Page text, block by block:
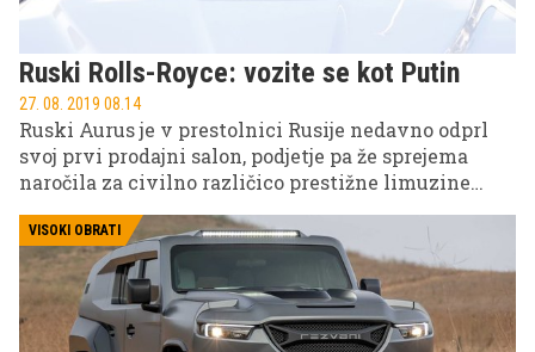
Ruski Rolls-Royce: vozite se kot Putin
27. 08. 2019 08.14
Ruski Aurus je v prestolnici Rusije nedavno odprl
svoj prvi prodajni salon, podjetje pa že sprejema
naročila za civilno različico prestižne limuzine
tudi ruski predsednik Vladimir Putin.
VISOKI OBRATI